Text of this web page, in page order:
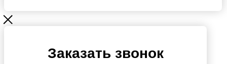
Заказать звонок